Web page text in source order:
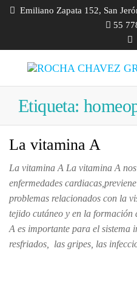
Emiliano Zapata 152, San
55
Etiqueta:
La vitamina A
La vitamina A La vitamina A
enfermedades
problemas relacionados con la
tejido cutáneo y en la formación
A es importante para el sistema
resfriados, las gripes, las